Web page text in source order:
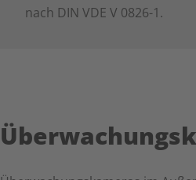
nach DIN VDE V 0826-1.